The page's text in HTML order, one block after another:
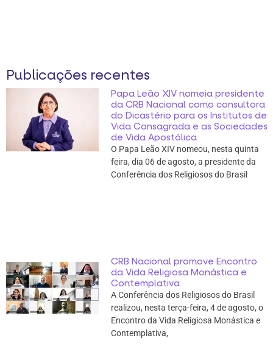
Publicações recentes
Papa Leão XIV nomeia presidente
da CRB Nacional como consultora
do Dicastério para os Institutos de
Vida Consagrada e as Sociedades
de Vida Apostólica
O Papa Leão XIV nomeou, nesta quinta
feira, dia 06 de agosto, a presidente da
Conferência dos Religiosos do Brasil
CRB Nacional promove Encontro
da Vida Religiosa Monástica e
Contemplativa
A Conferência dos Religiosos do Brasil
realizou, nesta terça-feira, 4 de agosto, o
Encontro da Vida Religiosa Monástica e
Contemplativa,